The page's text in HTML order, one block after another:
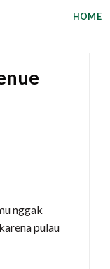
HOME
nggak
pulau